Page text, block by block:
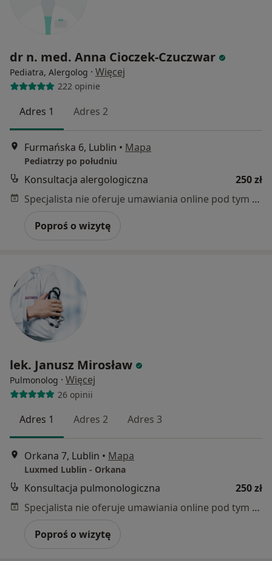
dr n. med. Anna Cioczek-Czuczwar
Pediatra, Alergolog · Więcej
222 opinie
Adres 1 Adres 2
Furmańska 6, Lublin • Mapa
Pediatrzy po południu
Konsultacja alergologiczna
250 zł
Specjalista nie oferuje umawiania online pod tym adresem.
Poproś o wizytę
lek. Janusz Mirosław
Pulmonolog · Więcej
26 opinii
Adres 1 Adres 2 Adres 3
Orkana 7, Lublin • Mapa
Luxmed Lublin - Orkana
Konsultacja pulmonologiczna
250 zł
Specjalista nie oferuje umawiania online pod tym adresem.
Poproś o wizytę